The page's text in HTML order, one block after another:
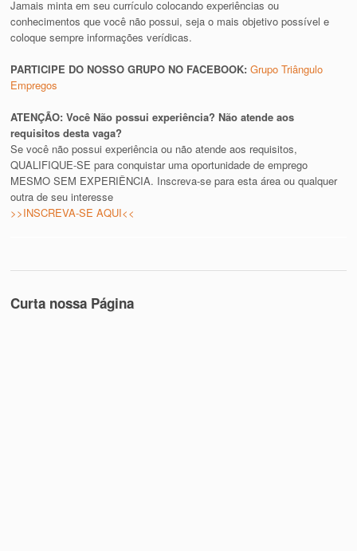
Jamais minta em seu currículo colocando experiências ou
conhecimentos que você não possui, seja o mais objetivo possível e
coloque sempre informações verídicas.
PARTICIPE DO NOSSO GRUPO NO FACEBOOK:Grupo Triângulo
Empregos
ATENÇÃO: Você Não possui experiência? Não atende aos
requisitos desta vaga?
Se você não possui experiência ou não atende aos requisitos,
QUALIFIQUE-SE para conquistar uma oportunidade de emprego
MESMO SEM EXPERIÊNCIA. Inscreva-se para esta área ou qualquer
outra de seu interesse
>>INSCREVA-SE AQUI<<
Curta nossa Página